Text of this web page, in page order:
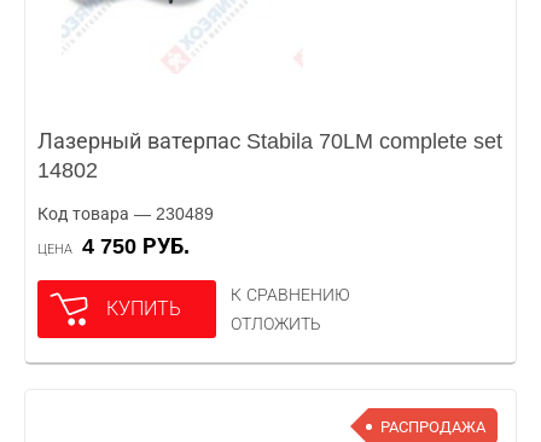
Лазерный ватерпас Stabila 70LM complete set
14802
Код товара — 230489
ЦЕНА 4 750 РУБ.
КУПИТЬ
К СРАВНЕНИЮ
ОТЛОЖИТЬ
РАСПРОДАЖА